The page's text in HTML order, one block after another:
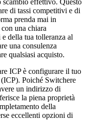
effettivo. Questo
di tassi competitivi e di
prenda mai in
una chiara
della tua tolleranza al
una consulenza
qualsiasi acquisto.
ICP è configurare il tuo
Poiché Switchere
un indirizzo di
la piena proprietà
della
eccellenti opzioni di